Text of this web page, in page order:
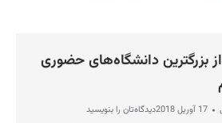
بزرگترین دانشگاه‌های حضوری
17 آوریل 2018 دیدگاه‌تان را بنویسید